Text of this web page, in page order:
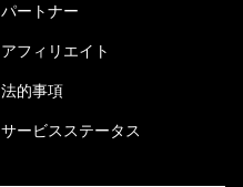
パートナー
アフィリエイト
法的事項
サービスステータス